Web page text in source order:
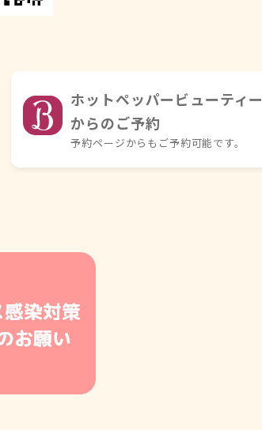
ホットペッパービューティー
からのご予約
予約ページからもご予約可能です。